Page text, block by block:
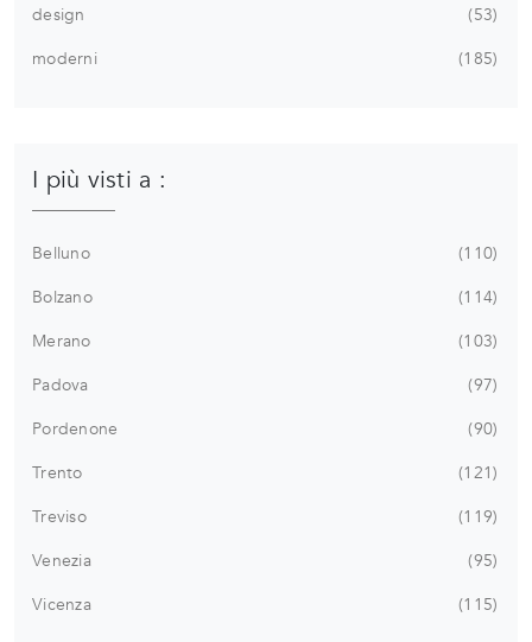
design
53
moderni
185
I più visti a :
Belluno
110
Bolzano
114
Merano
103
Padova
97
Pordenone
90
Trento
121
Treviso
119
Venezia
95
Vicenza
115